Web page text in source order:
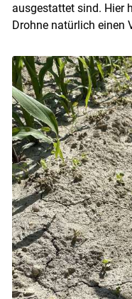
Skip
ausgestattet sind. Hier
Drohne natürlich einen